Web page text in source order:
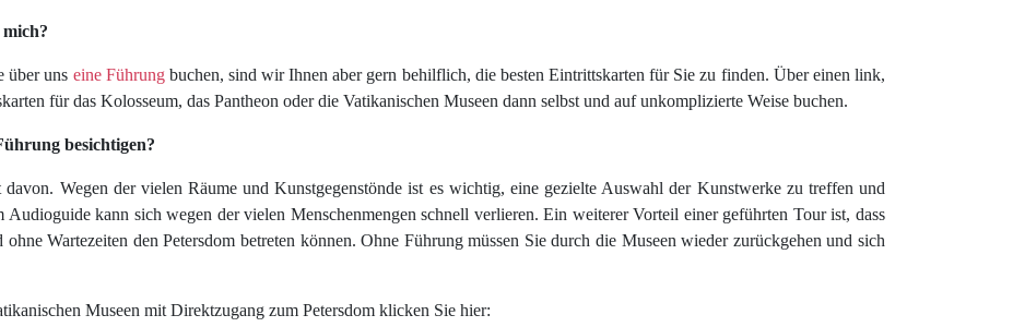
über uns eine Führungbuchen, sind wir Ihnen aber gern behilflich, die besten Eintrittskarten für Sie zu finden. Über einen link,
für das Kolosseum, das Pantheon oder die Vatikanischen Museen dann selbst und auf unkomplizierte Weise buchen.
besichtigen?
Wegen der vielen Räume und Kunstgegenstönde ist es wichtig, eine gezielte Auswahl der Kunstwerke zu treffen und
kann sich wegen der vielen Menschenmengen schnell verlieren. Ein weiterer Vorteil einer geführten Tour ist, dass
Wartezeiten den Petersdom betreten können. Ohne Führung müssen Sie durch die Museen wieder zurückgehen und sich
Museen mit Direktzugang zum Petersdom klicken Sie hier: